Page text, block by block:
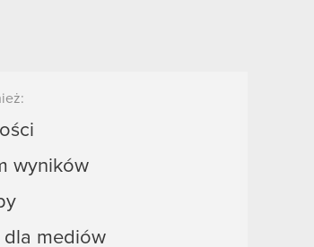
wyników
dla mediów